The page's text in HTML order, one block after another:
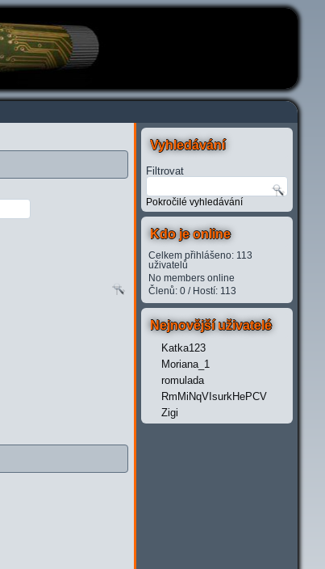
Vyhledávání
Filtrovat
Pokročilé vyhledávání
Kdo je online
Celkem přihlášeno: 113
uživatelů
No members online
Členů: 0 / Hostí: 113
Nejnovější uživatelé
Katka123
Moriana_1
romulada
RmMiNqVIsurkHePCV
Zigi